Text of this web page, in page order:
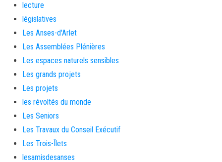
lecture
législatives
Les Anses-d'Arlet
Les Assemblées Plénières
Les espaces naturels sensibles
Les grands projets
Les projets
les révoltés du monde
Les Seniors
Les Travaux du Conseil Exécutif
Les Trois-Îlets
lesamisdesanses